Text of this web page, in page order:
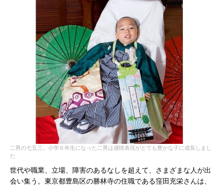
二男の七五三。小学６年生になった二男は感情表現がとても豊かな子に成長しまし
た
世代や職業、立場、障害のあるなしを超えて、さまざまな人が出
会い集う。東京都豊島区の勝林寺の住職である窪田充栄さんは、